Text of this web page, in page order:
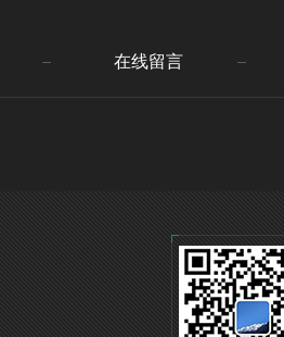
在线留言